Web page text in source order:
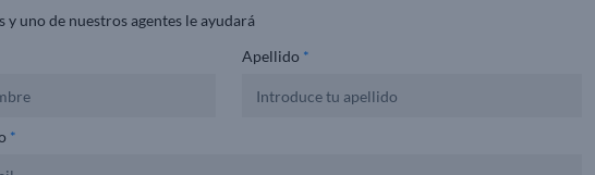
y uno de nuestros agentes le ayudará
Apellido *
*